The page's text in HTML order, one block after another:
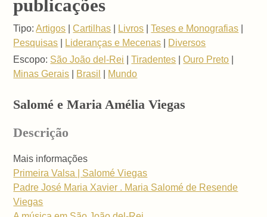
publicações
Tipo: Artigos |Cartilhas Livros |Teses e Monografias
Pesquisas
Lideranças e Mecenas
Diversos
Escopo: São João del-Rei |Tiradentes |Ouro Preto
Minas Gerais
Brasil Mundo
Salomé e Maria Amélia Viegas
Descrição
Mais informações
Primeira Valsa | Salomé Viegas
Padre José Maria Xavier . Maria Salomé de Resende
Viegas